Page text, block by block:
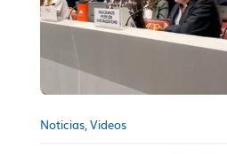
Noticias Videos